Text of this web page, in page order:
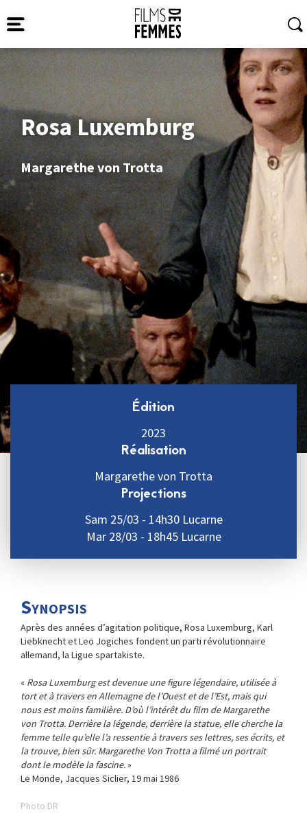
Rosa Luxemburg
Margarethe von Trotta
Édition
2023
Réalisation
Margarethe von Trotta
Projections
Sam 25/03 - 14h30 Lucarne
Mar 28/03 - 18h45 Lucarne
Synopsis
Après des années d’agitation politique, Rosa Luxemburg, Karl
Liebknecht et Leo Jogiches fondent un parti révolutionnaire
allemand, la Ligue spartakiste.
« Rosa Luxemburg est devenue une figure légendaire, utilisée à
tort et à travers en Allemagne de l’Ouest et de l’Est, mais qui
nous est moins familière. D’où l’intérêt du film de Margarethe
von Trotta. Derrière la légende, derrière la statue, elle cherche la
femme telle qu’elle l’a ressentie à travers ses lettres, ses écrits, et
la trouve, bien sûr. Margarethe Von Trotta a filmé un portrait
dont le modèle la fascine.»
Le Monde, Jacques Siclier, 19 mai 1986
Photo DR